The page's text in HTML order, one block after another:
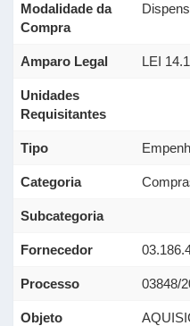
Modalidade da
Compra
Amparo Legal LEI
Unidades
Requisitantes
Tipo
Categoria
Subcategoria
Fornecedor
Processo 03848/
Objeto